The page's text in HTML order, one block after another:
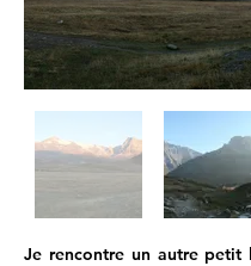
Je rencontre un autre petit